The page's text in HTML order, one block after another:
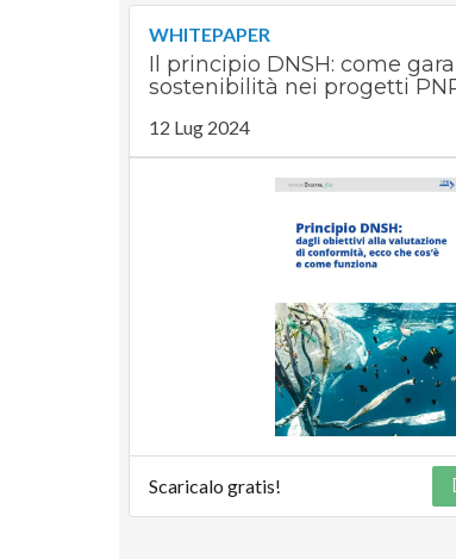
WHITEPAPER
Il principio DNSH: come
sostenibilità nei progetti
12 Lug 2024
Scaricalo gratis!